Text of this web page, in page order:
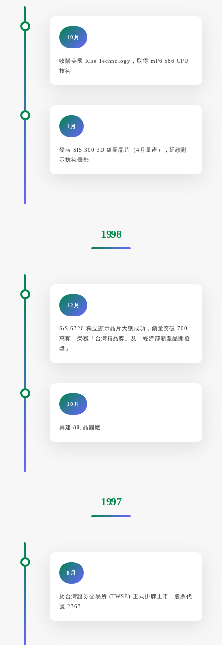
10月
收購美國 Rise Technology，取得 mP6 x86 CPU
技術
1月
發表 SiS 300 3D 繪圖晶片（4月量產），延續顯
示技術優勢
1998
12月
SiS 6326 獨立顯示晶片大獲成功，銷量突破 700
萬顆，榮獲「台灣精品獎」及「經濟部新產品開發
獎」
10月
興建 8吋晶圓廠
1997
8月
於台灣證券交易所 (TWSE) 正式掛牌上市，股票代
號 2363